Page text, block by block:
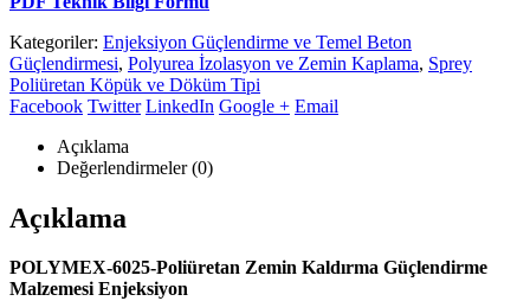
Kategoriler: Enjeksiyon Güçlendirme ve Temel Beton
Güçlendirmesi, Polyurea İzolasyon ve Zemin Kaplama, Sprey
Poliüretan Köpük ve Döküm Tipi
Facebook Twitter LinkedIn Google + Email
Açıklama
Değerlendirmeler (0)
Açıklama
POLYMEX-6025-Poliüretan Zemin Kaldırma Güçlendirme
Malzemesi Enjeksiyon